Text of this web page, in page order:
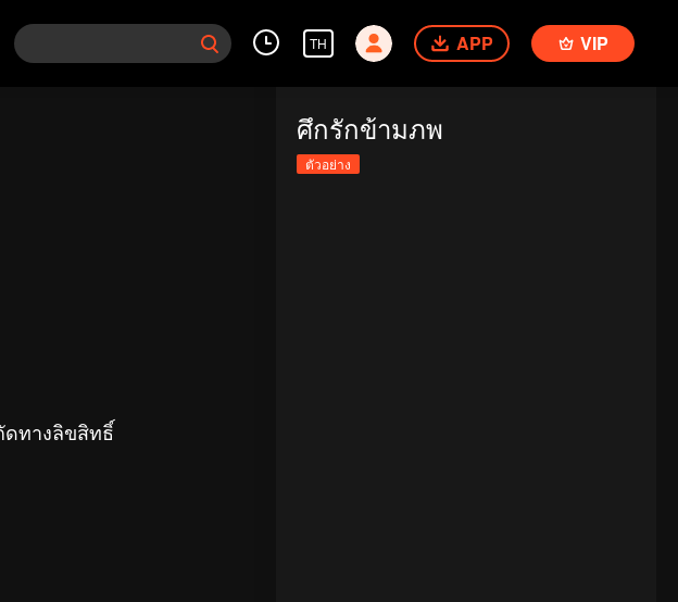
TH APP VIP
ดทางลิขสิทธิ์
ศึกรักข้ามภพ
ตัวอย่าง